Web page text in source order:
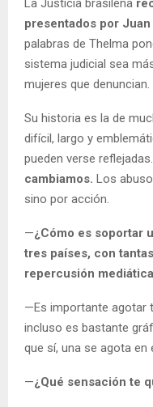
La Justicia brasileña
presentados por Juan
palabras de Thelma
sistema judicial sea
mujeres que denuncian.
Su historia es la de
difícil, largo y
pueden verse reflejadas.
cambiamos. Los
sino por acción.
—¿Cómo es soportar
tres países, con
repercusión
—Es importante agotar
incluso es bastante
que sí, una se agota en
—¿Qué sensación te